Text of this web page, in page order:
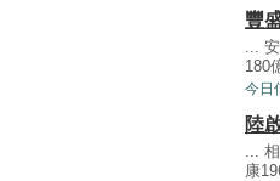
豐
...
180
今日
陸
...
康